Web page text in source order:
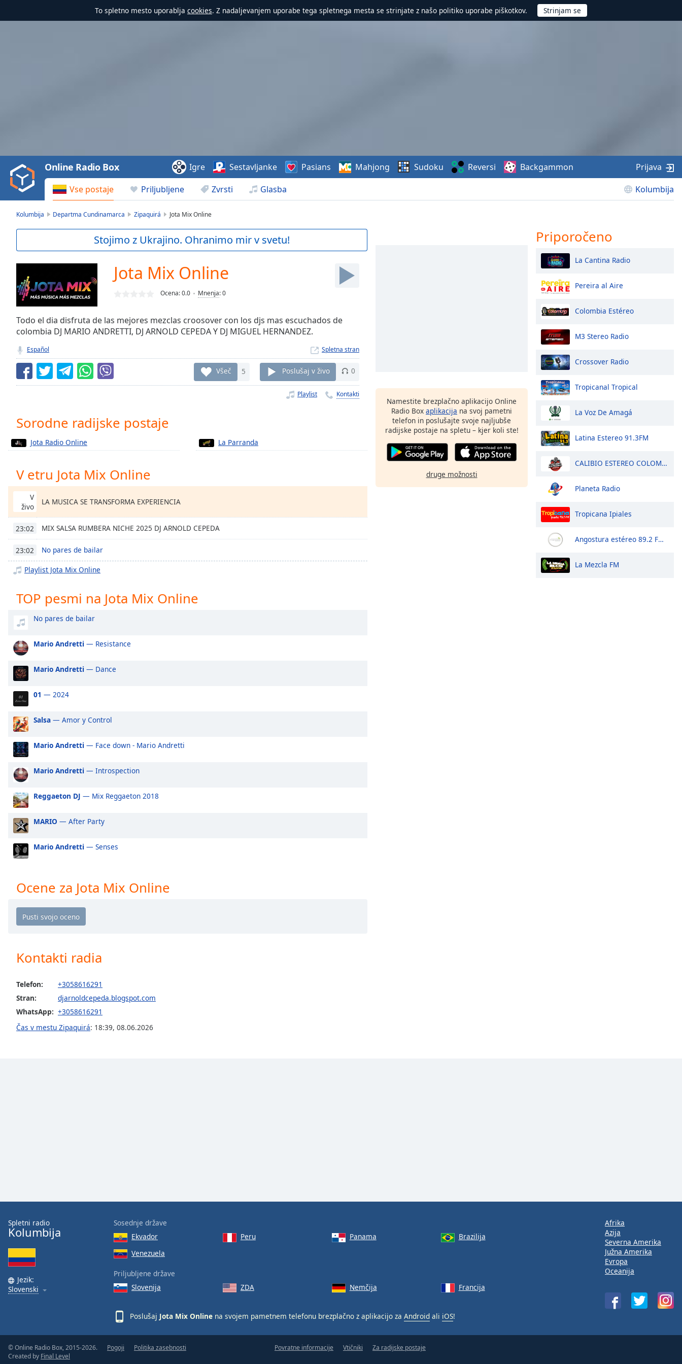
To spletno mesto uporablja cookies. Z nadaljevanjem uporabe tega spletnega mesta se strinjate z našo politiko uporabe piškotkov.
Video
Play
Backward
Skip
Current
Duration-:-
Loaded:
0.00%
Stream
TypeLIVE
Seek to
currently
behind
LIVE
Remaining
Time-
Playback
Rate
Chapters
Descriptions
descriptions
off,
selected
subtitles
opens
settings
subtitles
off
selected
Track
in-
Picture
Fullscreen
This
modal
window.
Beginning
dialog
window.
cancel
close
Color
Opacity
Text
Edge
Style
Font
Done
Close
Vse postaje Priljubljene Zvrsti Glasba Kolumbija
Online Radio Box Igre Sestavljanke Pasians Mahjong Sudoku Reversi Backgammon Prijava
Kolumbija Departma Cundinamarca Zipaquirá Jota Mix Online
Stojimo z Ukrajino. Ohranimo mir v svetu!
Jota Mix Online
Ocena:0.0 Mnenja:0
Todo el dia disfruta de las mejores mezclas croosover con los djs mas escuchados de
colombia DJ MARIO ANDRETTI, DJ ARNOLD CEPEDA Y DJ MIGUEL HERNANDEZ.
Español Spletna stran
Všeč 5 Poslušaj v živo 0
Playlist Kontakti
Sorodne radijske postaje
Jota Radio Online La Parranda
V etru Jota Mix Online
V
živo
LA MUSICA SE TRANSFORMA EXPERIENCIA
23:02 MIX SALSA RUMBERA NICHE 2025 DJ ARNOLD CEPEDA
23:02 No pares de bailar
Playlist Jota Mix Online
TOP pesmi na Jota Mix Online
No pares de bailar
Mario Andretti — Resistance
Mario Andretti — Dance
01 — 2024
Salsa — Amor y Control
Mario Andretti — Face down - Mario Andretti
Mario Andretti — Introspection
Reggaeton DJ — Mix Reggaeton 2018
MARIO — After Party
Mario Andretti — Senses
Ocene za Jota Mix Online
Kontakti radia
Telefon:
+3058616291
Stran:
djarnoldcepeda.blogspot.com
WhatsApp: +3058616291
Čas v mestu Zipaquirá: 18:39, 08.06.2026
Namestite brezplačno aplikacijo Online
Radio Box aplikacija na svoj pametni
telefon in poslušajte svoje najljubše
radijske postaje na spletu – kjer koli ste!
druge možnosti
Priporočeno
La Cantina Radio
Pereira al Aire
Colombia Estéreo
M3 Stereo Radio
Crossover Radio
Tropicanal Tropical
La Voz De Amagá
Latina Estereo 91.3FM
CALIBIO ESTEREO COLOMBIA
Planeta Radio
Tropicana Ipiales
Angostura estéreo 89.2 FM 2024-2027
La Mezcla FM
Spletni radio
Kolumbija
Jezik:
Slovenski
Sosednje države
Ekvador
Peru Panama
Brazilija
Venezuela
Priljubljene države
Slovenija
ZDA Nemčija Francija
Poslušaj Jota Mix Online na svojem pametnem telefonu brezplačno z aplikacijo za Android ali iOS!
Afrika
Azija
Severna Amerika
Južna Amerika
Evropa
Oceanija
© Online Radio Box, 2015-2026.
Created by Final Level
Pogoji Politika zasebnosti Povratne informacije Vtičniki Za radijske postaje